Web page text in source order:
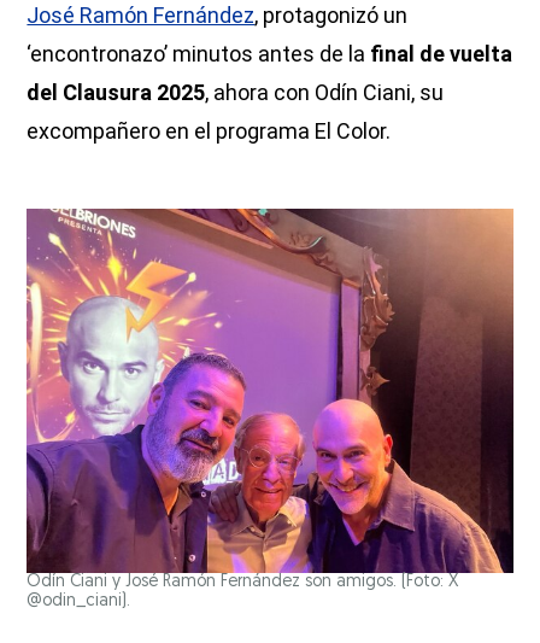
José Ramón Fernández, protagonizó un
‘encontronazo’ minutos antes de la final de vuelta
del Clausura 2025, ahora con Odín Ciani, su
excompañero en el programa El Color.
Odín Ciani y José Ramón Fernández son amigos. (Foto: X
@odin_ciani).